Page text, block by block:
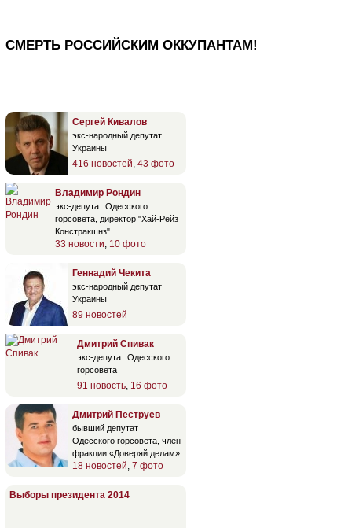
СМЕРТЬ РОССИЙСКИМ ОККУПАНТАМ!
Сергей Кивалов
экс-народный депутат
Украины
416 новостей 43 фото
Владимир Рондин
экс-депутат Одесского
горсовета, директор "Хай-Рейз
Констракшнз"
33 новости 10 фото
Геннадий Чекита
экс-народный депутат
Украины
89 новостей
Дмитрий Спивак
экс-депутат Одесского
горсовета
91 новость 16 фото
Дмитрий Пеструев
бывший депутат
Одесского горсовета, член
фракции «Доверяй делам»
18 новостей 7 фото
Выборы президента 2014